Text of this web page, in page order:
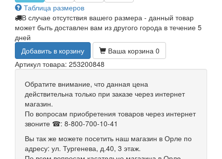
Таблица размеров
В случае отсутствия вашего размера - данный товар
может быть доставлен вам из другого города в течение 5
дней
Добавить в корзину
Ваша корзина 0
Артикул товара: 253200848
Обратите внимание, что данная цена
действительна только при заказе через интернет
магазин.
По вопросам приобретения товаров через интернет
звоните ☎: 8-800-700-10-41
Вы так же можете посетить наш магазин в Орле по
адресу: ул. Тургенева, д.40, 3 этаж.